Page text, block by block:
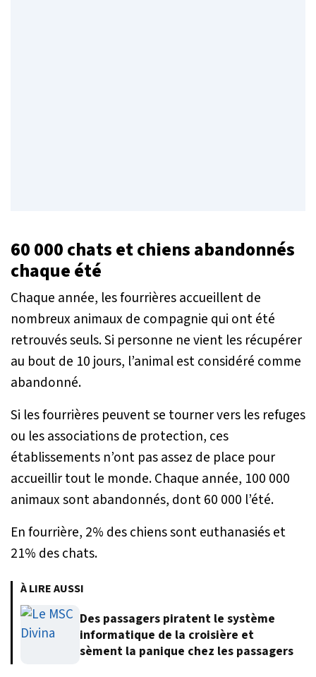
60 000 chats et chiens abandonnés
chaque été
Chaque année, les fourrières accueillent de
nombreux animaux de compagnie qui ont été
retrouvés seuls. Si personne ne vient les récupérer
au bout de 10 jours, l’animal est considéré comme
abandonné.
Si les fourrières peuvent se tourner vers les refuges
ou les associations de protection, ces
établissements n’ont pas assez de place pour
accueillir tout le monde. Chaque année, 100 000
animaux sont abandonnés, dont 60 000 l’été.
En fourrière, 2% des chiens sont euthanasiés et
21% des chats.
À LIRE AUSSI
Des passagers piratent le système
informatique de la croisière et
sèment la panique chez les passagers